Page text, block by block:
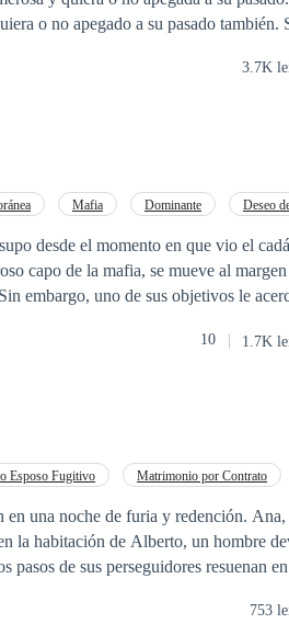
a su pasado también. Sus pasados son
darán cuenta que, esas diferencias, no
3.7K
Mafia Dominante
Deseo
capo de la mafia, se mueve al
embargo, uno de sus objetivos le
los secretos se revelan y los
capo de la mafia, pero no
10 1.7K
Esposo Fugitivo Matrimonio por Contrato
una noche de furia y redención.
la habitación de Alberto, un hombre
de sus perseguidores resuenan
vacías, su encuentro desata una753